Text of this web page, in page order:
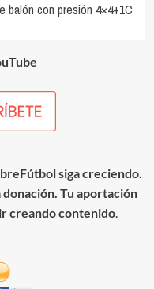
balón con presión 4×4+1C
siga creciendo.
Tu aportación
creando contenido.